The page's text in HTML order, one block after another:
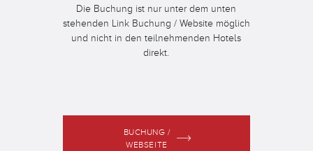
Die Buchung ist nur unter dem unten
stehenden Link Buchung / Website möglich
und nicht in den teilnehmenden Hotels
direkt.
BUCHUNG /
WEBSEITE